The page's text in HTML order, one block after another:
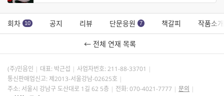
회차 10 공지 리뷰 단문응원 7 책갈피 작품소개
← 전체 연재 목록
(주)민음인 대표: 박근섭 사업자번호: 211-88-33701
통신판매업신고: 제2013-서울강남-02625호
주소: 서울시 강남구 도산대로 1길 62 5층
전화: 070-4021-7777
문의